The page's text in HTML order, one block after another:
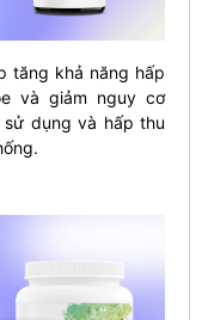
tăng khả năng hấp
và giảm nguy cơ
dụng và hấp thu